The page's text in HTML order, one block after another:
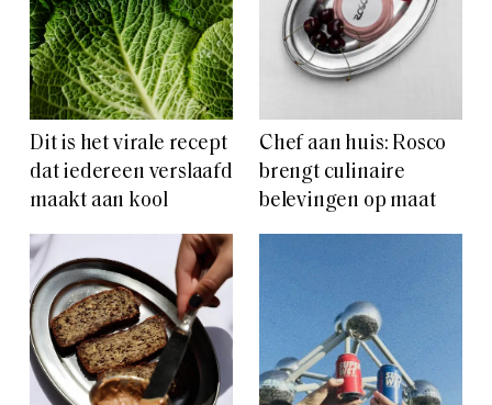
Dit is het virale recept
dat iedereen verslaafd
maakt aan kool
Chef aan huis: Rosco
brengt culinaire
belevingen op maat